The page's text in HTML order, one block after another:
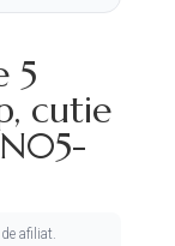
5
cutie
afiliat.